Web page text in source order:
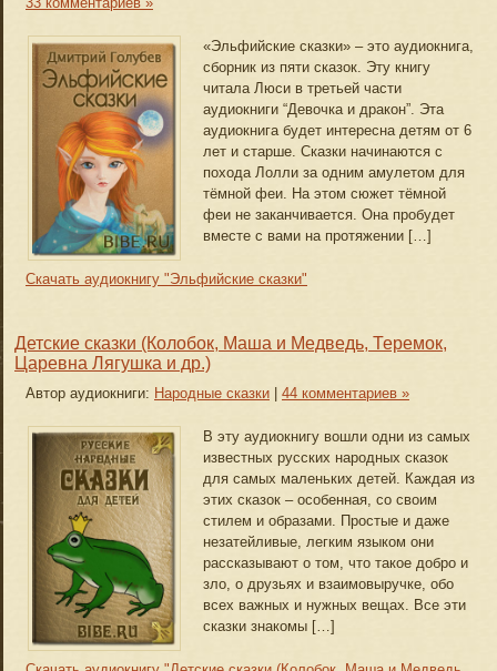
«Эльфийские сказки» – это аудиокнига,
сборник из пяти сказок. Эту книгу
читала Люси в третьей части
аудиокниги “Девочка и дракон”. Эта
аудиокнига будет интересна детям от 6
лет и старше. Сказки начинаются с
похода Лолли за одним амулетом для
тёмной феи. На этом сюжет тёмной
феи не заканчивается. Она пробудет
вместе с вами на протяжении […]
Скачать аудиокнигу "Эльфийские сказки"
Детские сказки (Колобок, Маша и Медведь, Теремок,
Царевна Лягушка и др.)
Автор аудиокниги: Народные сказки 44 комментариев »
В эту аудиокнигу вошли одни из самых
известных русских народных сказок
для самых маленьких детей. Каждая из
этих сказок – особенная, со своим
стилем и образами. Простые и даже
незатейливые, легким языком они
рассказывают о том, что такое добро и
зло, о друзьях и взаимовыручке, обо
всех важных и нужных вещах. Все эти
сказки знакомы […]